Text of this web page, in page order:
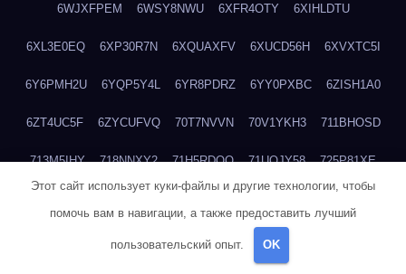
6WJXFPEM 6WSY8NWU 6XFR4OTY 6XIHLDTU
6XL3E0EQ 6XP30R7N 6XQUAXFV 6XUCD56H 6XVXTC5I
6Y6PMH2U 6YQP5Y4L 6YR8PDRZ 6YY0PXBC 6ZISH1A0
6ZT4UC5F 6ZYCUFVQ 70T7NVVN 70V1YKH3 711BHOSD
713M5IHY 718NNXY2 71H5RDOO 71UQJY58 725P81XE
Этот сайт использует куки-файлы и другие технологии, чтобы
помочь вам в навигации, а также предоставить лучший
пользовательский опыт. OK